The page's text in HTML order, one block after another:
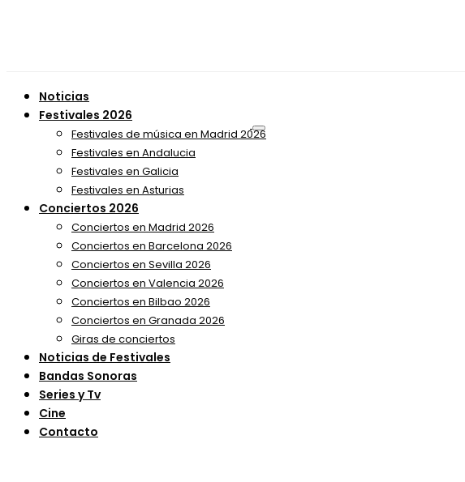
Noticias
Festivales 2026
Festivales de música en Madrid 2026
Festivales en Andalucia
Festivales en Galicia
Festivales en Asturias
Conciertos 2026
Conciertos en Madrid 2026
Conciertos en Barcelona 2026
Conciertos en Sevilla 2026
Conciertos en Valencia 2026
Conciertos en Bilbao 2026
Conciertos en Granada 2026
Giras de conciertos
Noticias de Festivales
Bandas Sonoras
Series y Tv
Cine
Contacto